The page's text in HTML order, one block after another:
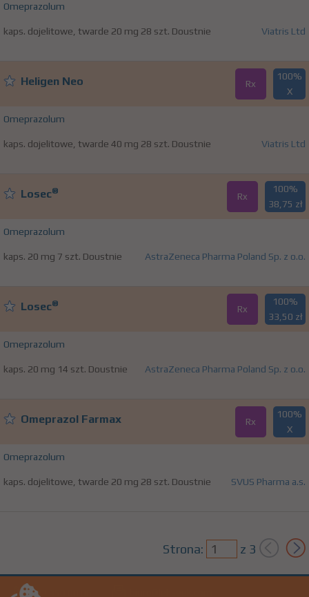
Omeprazolum
kaps. dojelitowe, twarde 20 mg 28 szt. Doustnie Viatris Ltd
Heligen Neo Rx
100%
X
Omeprazolum
kaps. dojelitowe, twarde 40 mg 28 szt. Doustnie Viatris Ltd
Losec® Rx
100%
38,75 zł
Omeprazolum
kaps. 20 mg 7 szt. Doustnie AstraZeneca Pharma Poland Sp. z o.o.
Losec® Rx
100%
33,50 zł
Omeprazolum
kaps. 20 mg 14 szt. Doustnie AstraZeneca Pharma Poland Sp. z o.o.
Omeprazol Farmax Rx
100%
X
Omeprazolum
kaps. dojelitowe, twarde 20 mg 28 szt. Doustnie SVUS Pharma a.s.
Strona: z 3
+22 350 00 06